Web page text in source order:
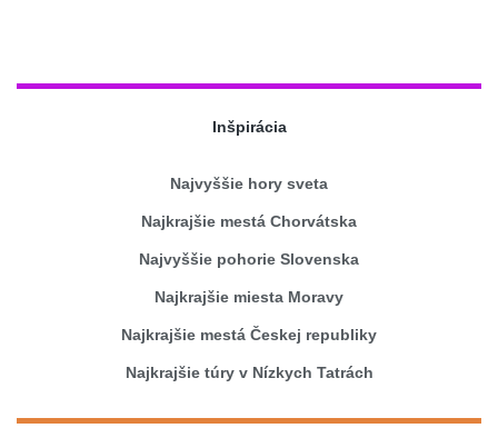
Inšpirácia
Najvyššie hory sveta
Najkrajšie mestá Chorvátska
Najvyššie pohorie Slovenska
Najkrajšie miesta Moravy
Najkrajšie mestá Českej republiky
Najkrajšie túry v Nízkych Tatrách